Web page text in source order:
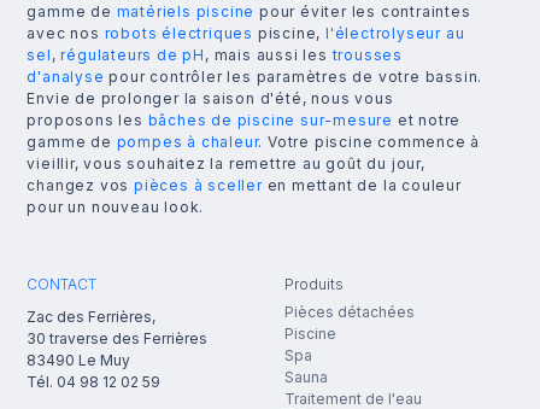
gamme de matériels piscine pour éviter les contraintes
avec nos robots électriques piscine, l'électrolyseur au
sel ,régulateurs de pH , mais aussi lestrousses
d'analyse pour contrôler les paramètres de votre bassin.
Envie de prolonger la saison d'été, nous vous
proposons les bâches de piscine sur-mesure et notre
gamme de pompes à chaleur. Votre piscine commence à
vieillir, vous souhaitez la remettre au goût du jour,
changez vos pièces à scelleren mettant de la couleur
pour un nouveau look.
CONTACT
Zac des Ferrières,
30 traverse des Ferrières
83490 Le Muy
Tél. 04 98 12 02 59
Produits
Pièces détachées
Piscine
Spa
Sauna
Traitement de l'eau